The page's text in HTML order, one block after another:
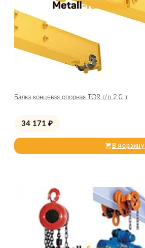
Балка концевая опорная TOR г/п 2,0 т
34 171 ₽
В корзину